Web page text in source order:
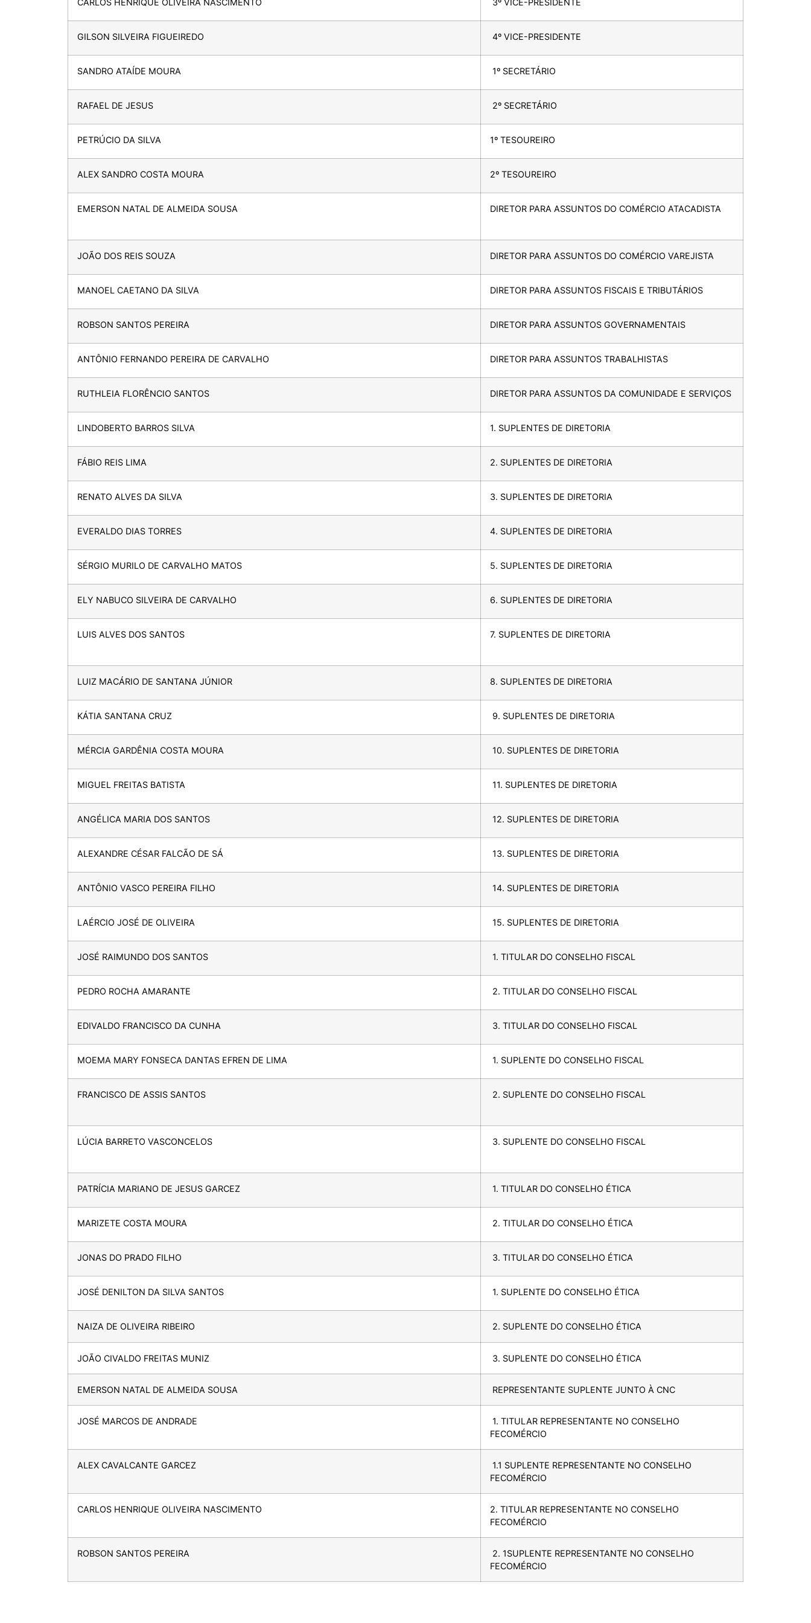
CARLOS HENRIQUE OLIVEIRA NASCIMENTO 3º VICE-PRESIDENTE
GILSON SILVEIRA FIGUEIREDO 4º VICE-PRESIDENTE
SANDRO ATAÍDE MOURA 1º SECRETÁRIO
RAFAEL DE JESUS 2º SECRETÁRIO
PETRÚCIO DA SILVA 1º TESOUREIRO
ALEX SANDRO COSTA MOURA 2º TESOUREIRO
EMERSON NATAL DE ALMEIDA SOUSA DIRETOR PARA ASSUNTOS DO COMÉRCIO ATACADISTA
JOÃO DOS REIS SOUZA DIRETOR PARA ASSUNTOS DO COMÉRCIO VAREJISTA
MANOEL CAETANO DA SILVA DIRETOR PARA ASSUNTOS FISCAIS E TRIBUTÁRIOS
ROBSON SANTOS PEREIRA DIRETOR PARA ASSUNTOS GOVERNAMENTAIS
ANTÔNIO FERNANDO PEREIRA DE CARVALHO DIRETOR PARA ASSUNTOS TRABALHISTAS
RUTHLEIA FLORÊNCIO SANTOS DIRETOR PARA ASSUNTOS DA COMUNIDADE E SERVIÇOS
LINDOBERTO BARROS SILVA 1. SUPLENTES DE DIRETORIA
FÁBIO REIS LIMA 2. SUPLENTES DE DIRETORIA
RENATO ALVES DA SILVA 3. SUPLENTES DE DIRETORIA
EVERALDO DIAS TORRES 4. SUPLENTES DE DIRETORIA
SÉRGIO MURILO DE CARVALHO MATOS 5. SUPLENTES DE DIRETORIA
ELY NABUCO SILVEIRA DE CARVALHO 6. SUPLENTES DE DIRETORIA
LUIS ALVES DOS SANTOS 7. SUPLENTES DE DIRETORIA
LUIZ MACÁRIO DE SANTANA JÚNIOR 8. SUPLENTES DE DIRETORIA
KÁTIA SANTANA CRUZ 9. SUPLENTES DE DIRETORIA
MÉRCIA GARDÊNIA COSTA MOURA 10. SUPLENTES DE DIRETORIA
MIGUEL FREITAS BATISTA 11. SUPLENTES DE DIRETORIA
ANGÉLICA MARIA DOS SANTOS 12. SUPLENTES DE DIRETORIA
ALEXANDRE CÉSAR FALCÃO DE SÁ 13. SUPLENTES DE DIRETORIA
ANTÔNIO VASCO PEREIRA FILHO 14. SUPLENTES DE DIRETORIA
LAÉRCIO JOSÉ DE OLIVEIRA 15. SUPLENTES DE DIRETORIA
JOSÉ RAIMUNDO DOS SANTOS 1. TITULAR DO CONSELHO FISCAL
PEDRO ROCHA AMARANTE 2. TITULAR DO CONSELHO FISCAL
EDIVALDO FRANCISCO DA CUNHA 3. TITULAR DO CONSELHO FISCAL
MOEMA MARY FONSECA DANTAS EFREN DE LIMA 1. SUPLENTE DO CONSELHO FISCAL
FRANCISCO DE ASSIS SANTOS 2. SUPLENTE DO CONSELHO FISCAL
LÚCIA BARRETO VASCONCELOS 3. SUPLENTE DO CONSELHO FISCAL
PATRÍCIA MARIANO DE JESUS GARCEZ 1. TITULAR DO CONSELHO ÉTICA
MARIZETE COSTA MOURA 2. TITULAR DO CONSELHO ÉTICA
JONAS DO PRADO FILHO 3. TITULAR DO CONSELHO ÉTICA
JOSÉ DENILTON DA SILVA SANTOS 1. SUPLENTE DO CONSELHO ÉTICA
NAIZA DE OLIVEIRA RIBEIRO 2. SUPLENTE DO CONSELHO ÉTICA
JOÃO CIVALDO FREITAS MUNIZ 3. SUPLENTE DO CONSELHO ÉTICA
EMERSON NATAL DE ALMEIDA SOUSA REPRESENTANTE SUPLENTE JUNTO À CNC
JOSÉ MARCOS DE ANDRADE
1. TITULAR REPRESENTANTE NO CONSELHO
FECOMÉRCIO
ALEX CAVALCANTE GARCEZ
1.1 SUPLENTE REPRESENTANTE NO CONSELHO
FECOMÉRCIO
CARLOS HENRIQUE OLIVEIRA NASCIMENTO
2. TITULAR REPRESENTANTE NO CONSELHO
FECOMÉRCIO
ROBSON SANTOS PEREIRA
2. 1SUPLENTE REPRESENTANTE NO CONSELHO
FECOMÉRCIO